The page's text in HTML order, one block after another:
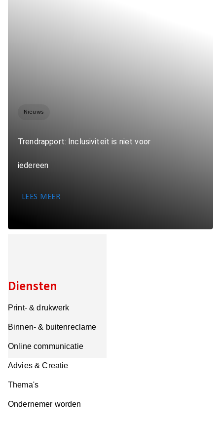
Nieuws
Trendrapport: Inclusiviteit is niet voor
iedereen
LEES MEER
Diensten
Print- & drukwerk
Binnen- & buitenreclame
Online communicatie
Advies & Creatie
Thema's
Ondernemer worden